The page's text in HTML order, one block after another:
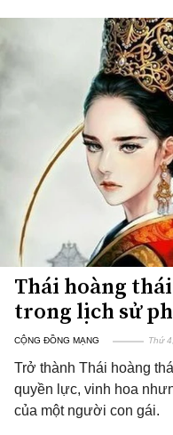
Thái hoàng
trong lịch sử
CỘNG ĐỒNG MẠNG Thứ
Trở thành Thái hoàng
quyền lực, vinh hoa
của một người con gái.